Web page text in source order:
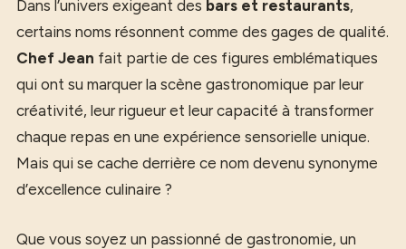
Dans l’univers exigeant des bars et restaurants,
certains noms résonnent comme des gages de qualité.
Chef Jean fait partie de ces figures emblématiques
qui ont su marquer la scène gastronomique par leur
créativité, leur rigueur et leur capacité à transformer
chaque repas en une expérience sensorielle unique.
Mais qui se cache derrière ce nom devenu synonyme
d’excellence culinaire ?
Que vous soyez un passionné de gastronomie, un